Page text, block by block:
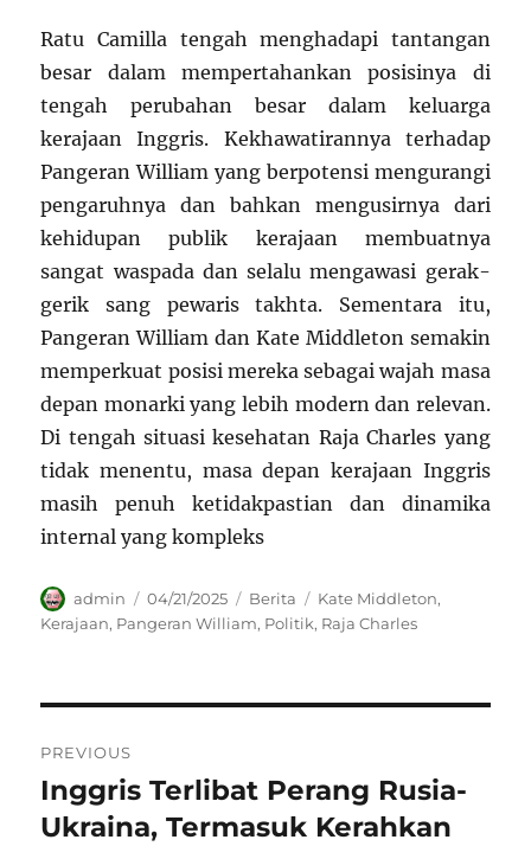
Ratu Camilla tengah menghadapi tantangan
besar dalam mempertahankan posisinya di
tengah perubahan besar dalam keluarga
kerajaan Inggris. Kekhawatirannya terhadap
Pangeran William yang berpotensi mengurangi
pengaruhnya dan bahkan mengusirnya dari
kehidupan publik kerajaan membuatnya
sangat waspada dan selalu mengawasi gerak-
gerik sang pewaris takhta. Sementara itu,
Pangeran William dan Kate Middleton semakin
memperkuat posisi mereka sebagai wajah masa
depan monarki yang lebih modern dan relevan.
Di tengah situasi kesehatan Raja Charles yang
tidak menentu, masa depan kerajaan Inggris
masih penuh ketidakpastian dan dinamika
internal yang kompleks
Author
admin
Posted
on
04/21/2025 Categories
Berita Tags
Kate Middleton,
Kerajaan, Pangeran William, Politik, Raja Charles
pos
PREVIOUS
Previous
post:
Inggris Terlibat Perang Rusia-
Ukraina, Termasuk Kerahkan